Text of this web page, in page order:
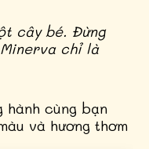
cây bé. Đừng
chỉ là
hành cùng bạn
và hương thơm